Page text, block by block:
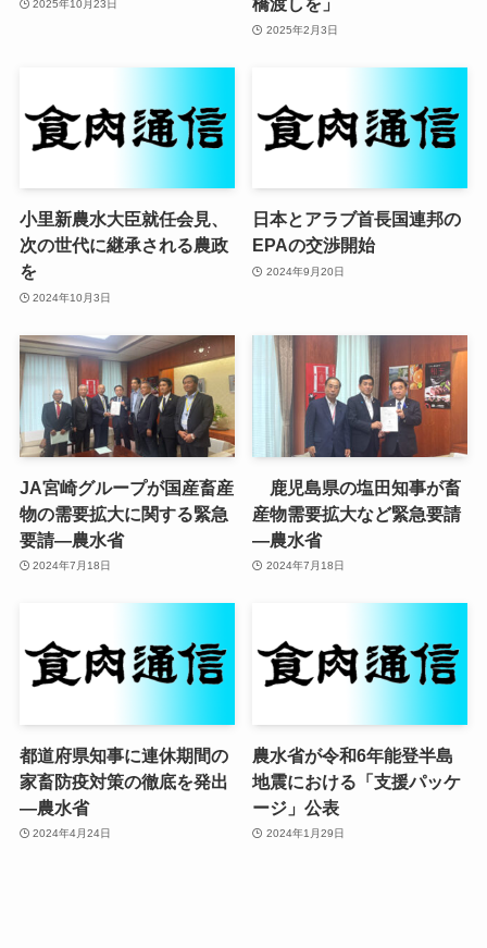
2025年10月23日
2025年2月3日
小里新農水大臣就任会見、
次の世代に継承される農政
を
2024年10月3日
日本とアラブ首長国連邦の
EPAの交渉開始
2024年9月20日
JA宮崎グループが国産畜産
物の需要拡大に関する緊急
要請—農水省
2024年7月18日
鹿児島県の塩田知事が畜
産物需要拡大など緊急要請
—農水省
2024年7月18日
都道府県知事に連休期間の
家畜防疫対策の徹底を発出
—農水省
2024年4月24日
農水省が令和6年能登半島
地震における「支援パッケ
ージ」公表
2024年1月29日